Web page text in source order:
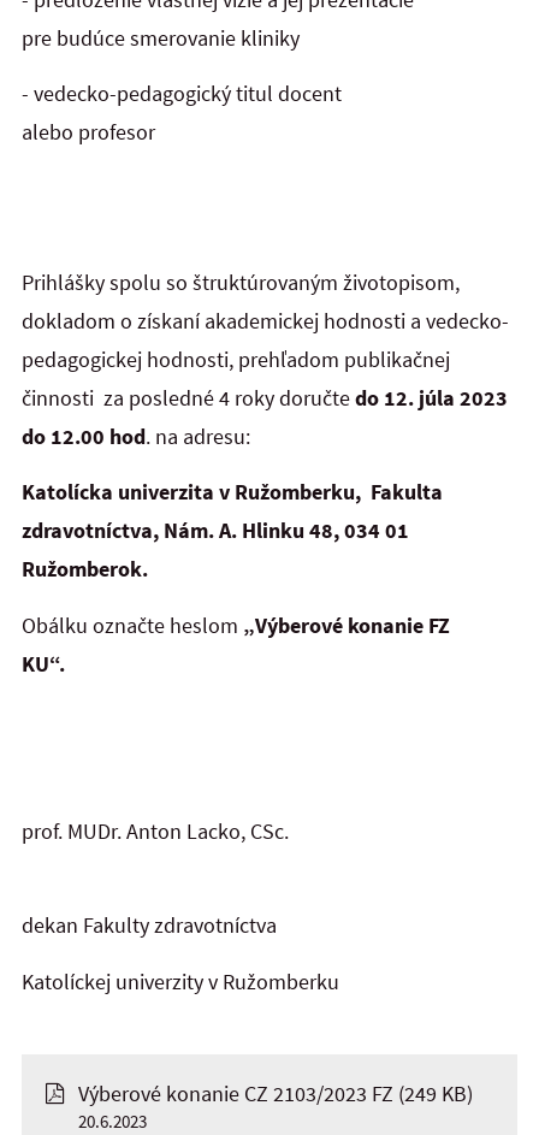
pre budúce smerovanie kliniky
- vedecko-pedagogický titul docent
alebo
Prihlášky spolu so štruktúrovaným životopisom,
dokladom o získaní akademickej hodnosti a vedecko-
pedagogickej hodnosti, prehľadom publikačnej
činnosti za posledné 4 roky doručtedo 12. júla 2023
do 12.00 hod. na adresu:
Katolícka univerzita v Ružomberku, Fakulta
zdravotníctva, Nám. A. Hlinku 48, 034 01
Ružomberok.
Obálku označte heslom „Výberové konanie FZ
KU“.
prof. MUDr. Anton Lacko, CSc.
dekan Fakulty zdravotníctva
Katolíckej univerzity v Ružomberku
Výberové konanie CZ 2103/2023 FZ (249 KB)
20.6.2023